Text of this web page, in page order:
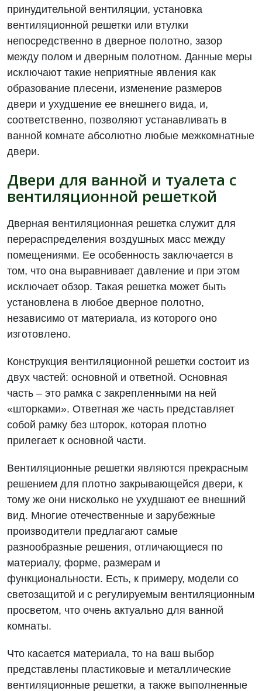
принудительной вентиляции, установка
вентиляционной решетки или втулки
непосредственно в дверное полотно, зазор
между полом и дверным полотном. Данные меры
исключают такие неприятные явления как
образование плесени, изменение размеров
двери и ухудшение ее внешнего вида, и,
соответственно, позволяют устанавливать в
ванной комнате абсолютно любые межкомнатные
двери.
Двери для ванной и туалета с
вентиляционной решеткой
Дверная вентиляционная решетка служит для
перераспределения воздушных масс между
помещениями. Ее особенность заключается в
том, что она выравнивает давление и при этом
исключает обзор. Такая решетка может быть
установлена в любое дверное полотно,
независимо от материала, из которого оно
изготовлено.
Конструкция вентиляционной решетки состоит из
двух частей: основной и ответной. Основная
часть – это рамка с закрепленными на ней
«шторками». Ответная же часть представляет
собой рамку без шторок, которая плотно
прилегает к основной части.
Вентиляционные решетки являются прекрасным
решением для плотно закрывающейся двери, к
тому же они нисколько не ухудшают ее внешний
вид. Многие отечественные и зарубежные
производители предлагают самые
разнообразные решения, отличающиеся по
материалу, форме, размерам и
функциональности. Есть, к примеру, модели со
светозащитой и с регулируемым вентиляционным
просветом, что очень актуально для ванной
комнаты.
Что касается материала, то на ваш выбор
представлены пластиковые и металлические
вентиляционные решетки, а также выполненные